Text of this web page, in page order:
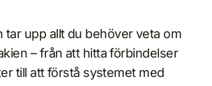
tar upp allt du behöver veta om
– från att hitta förbindelser
till att förstå systemet med